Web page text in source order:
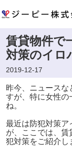
賃貸物件で
対策のイロ
2019-12-17
昨今、ニュースな
すが、特に女性の
ね。
最近は防犯対策ア
が、ここでは、
犯対策をご紹介し